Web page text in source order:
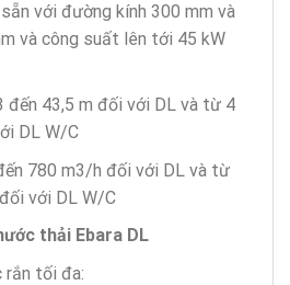
với đường kính 300 mm và
và công suất lên tới 45 kW
43,5 m đối với DL và từ 4
DL W/C
780 m3/h đối với DL và từ
với DL W/C
thải Ebara DL
rắn tối đa: